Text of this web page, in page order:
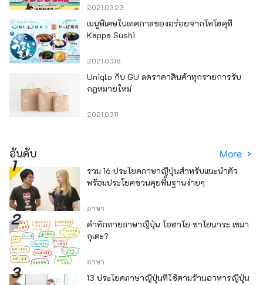
2021.03.23
เมนูพิเศษในเทศกาลของอร่อยจากโทโฮคุที่
Kappa Sushi
2021.03.18
Uniqlo กับ GU ลดราคาสินค้าทุกรายการรับ
กฎหมายใหม่
2021.03.11
อันดับ More
รวม 16 ประโยคภาษาญี่ปุ่นสำหรับแนะนำตัว
พร้อมประโยคชวนคุยพื้นฐานง่ายๆ
ภาษา
คำทักทายภาษาญี่ปุ่น โอฮาโย ซาโยนาระ เซมา
กุเตะ?
ภาษา
13 ประโยคภาษาญี่ปุ่นที่ใช้ตามร้านอาหารญี่ปุ่น